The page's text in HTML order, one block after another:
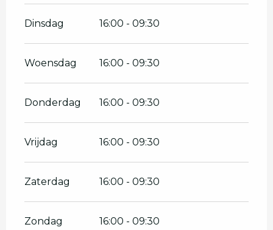
Dinsdag 16:00 - 09:30
Woensdag 16:00 - 09:30
Donderdag 16:00 - 09:30
Vrijdag 16:00 - 09:30
Zaterdag 16:00 - 09:30
Zondag 16:00 - 09:30